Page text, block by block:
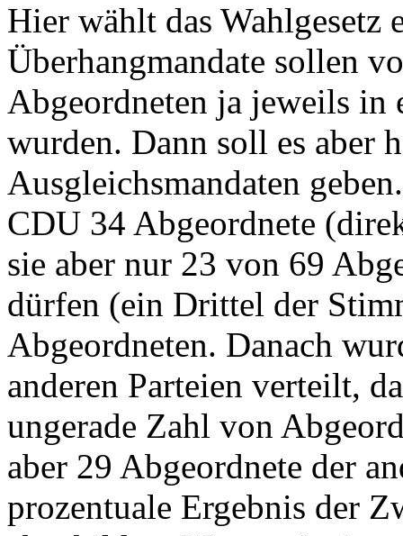
Hier wählt das Wahlgesetz
Überhangmandate sollen
Abgeordneten ja jeweils in
wurden. Dann soll es aber
Ausgleichsmandaten
CDU 34 Abgeordnete
sie aber nur 23 von 69
dürfen (ein Drittel der
Abgeordneten. Danach
anderen Parteien verteilt,
ungerade Zahl von
aber 29 Abgeordnete der
prozentuale Ergebnis der